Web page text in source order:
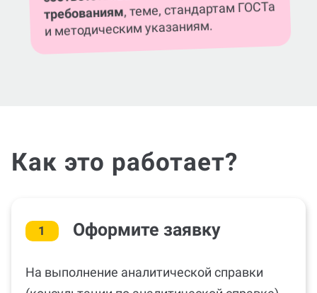
Гарантируем, что консультация по
аналитической справке будет
соответствовать всем указанным
Как это работает?
Оформите заявку